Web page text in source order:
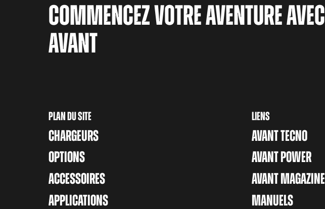
COMMENCEZ VOTRE AVENTURE AVEC
AVANT
PLAN DU SITE
CHARGEURS
OPTIONS
ACCESSOIRES
APPLICATIONS
LIENS
AVANT TECNO
AVANT POWER
AVANT MAGAZINE
MANUELS